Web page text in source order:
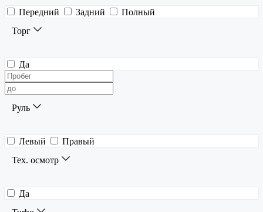
Передний Задний
Полный
Торг
Да
Руль
Левый
Правый
Тех. осмотр
Да